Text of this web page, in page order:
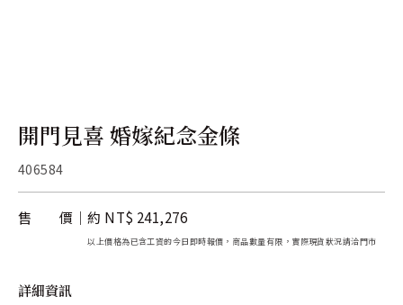
開門見喜 婚嫁紀念金條
406584
售 價 約 NT$ 241,276
以上價格為已含工資的今日即時報價，商品數量有限，實際現貨狀況請洽門市
詳細資訊